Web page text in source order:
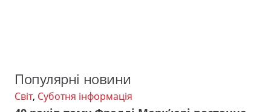
Популярні новини
Світ, Суботня інформація